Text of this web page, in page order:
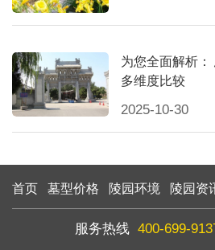
为您全面解析
多维度比较
2025-10-30
首页 墓型价格 陵园环境 陵园资
服务热线 400-699-